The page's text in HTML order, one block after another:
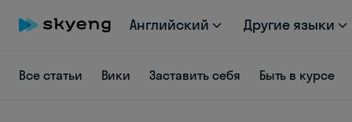
Английский Другие языки
Все статьи Вики Заставить себя Быть в курсе